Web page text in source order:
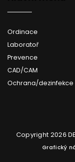
Ordinace
Laboratoř
Prevence
CAD/CAM
Ochrana/dezinfekce
Copyright 2026
Grafický